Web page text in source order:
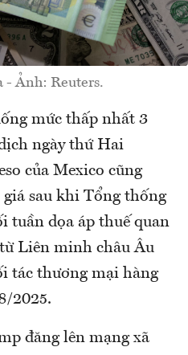
- Ảnh: Reuters.
mức thấp nhất 3
ngày thứ Hai
của Mexico cũng
sau khi Tổng thống
tuần dọa áp thuế quan
Liên minh châu Âu
tác thương mại hàng
2025.
đăng lên mạng xã